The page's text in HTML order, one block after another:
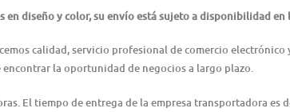
diseño y color, su envío está sujeto a disponibilidad en
calidad, servicio profesional de comercio
la oportunidad de negocios a largo plazo.
El tiempo de entrega de la empresa transportadora es